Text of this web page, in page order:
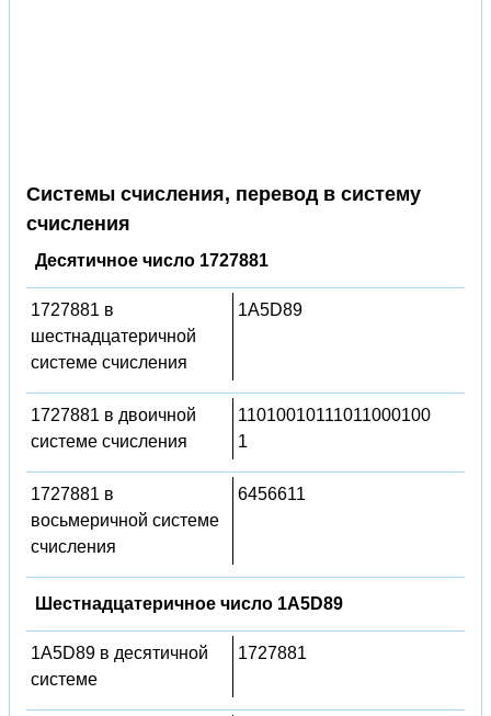
Системы счисления, перевод в систему
счисления
Десятичное число 1727881
1727881 в
шестнадцатеричной
системе счисления
1A5D89
1727881 в двоичной
системе счисления
11010010111011000100
1
1727881 в
восьмеричной системе
счисления
6456611
Шестнадцатеричное число 1A5D89
1A5D89 в десятичной
системе
1727881